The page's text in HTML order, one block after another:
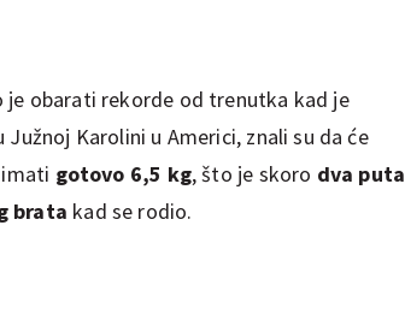
je obarati rekorde od trenutka kad je
Karolini u Americi, znali su da će
gotovo 6,5 kg, što je skoro dva puta
brata kad se rodio.